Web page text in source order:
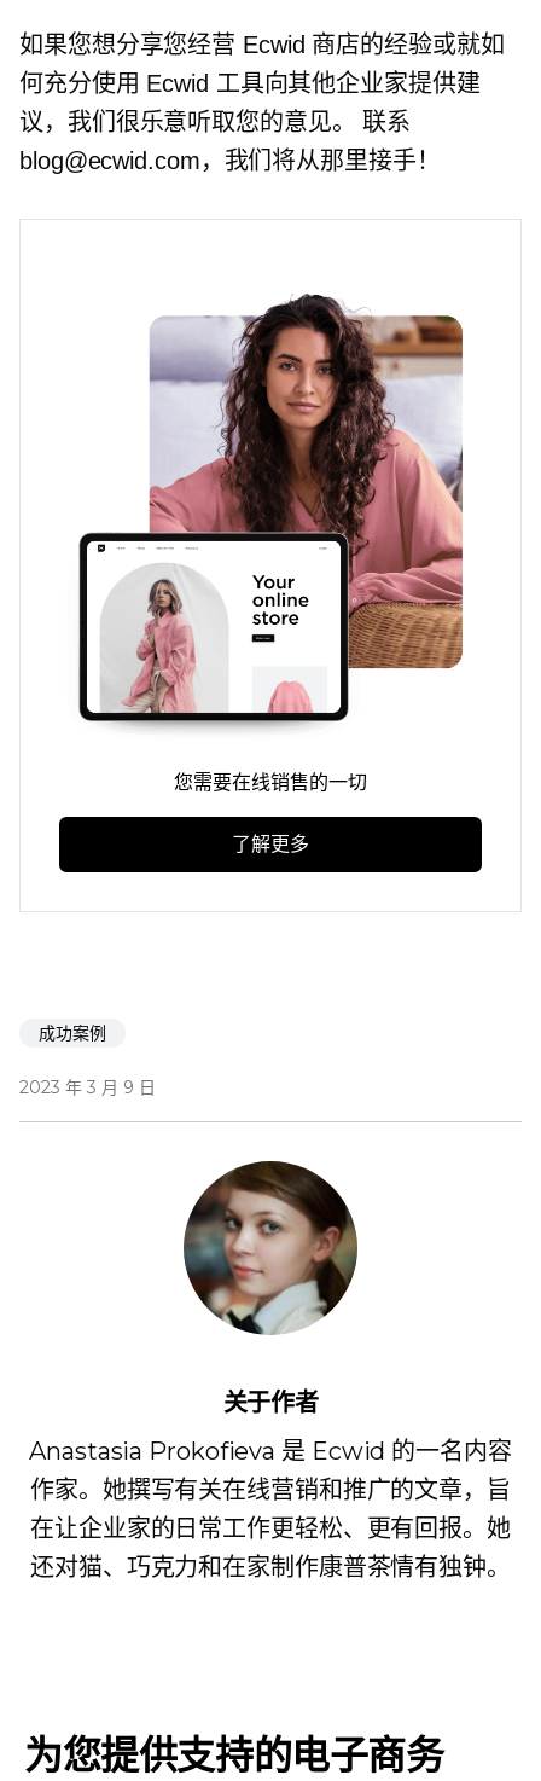
如果您想分享您经营 Ecwid 商店的经验或就如
何充分使用 Ecwid 工具向其他企业家提供建
议，我们很乐意听取您的意见。 联系
blog@ecwid.com，我们将从那里接手！
您需要在线销售的一切
了解更多
成功案例
2023 年 3 月 9 日
关于作者
Anastasia Prokofieva 是 Ecwid 的一名内容
作家。她撰写有关在线营销和推广的文章，旨
在让企业家的日常工作更轻松、更有回报。她
还对猫、巧克力和在家制作康普茶情有独钟。
为您提供支持的电子商务